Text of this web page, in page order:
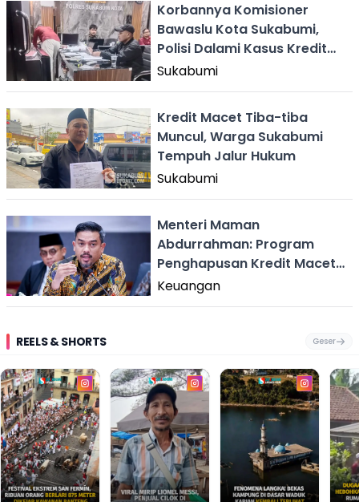
Korbannya Komisioner
Bawaslu Kota Sukabumi,
Polisi Dalami Kasus Kredit
Macet Tiba-tiba
Sukabumi
Kredit Macet Tiba-tiba
Muncul, Warga Sukabumi
Tempuh Jalur Hukum
Sukabumi
Menteri Maman
Abdurrahman: Program
Penghapusan Kredit Macet
UMKM Telah Mulai
Dilaksanakan
Keuangan
REELS & SHORTS Geser